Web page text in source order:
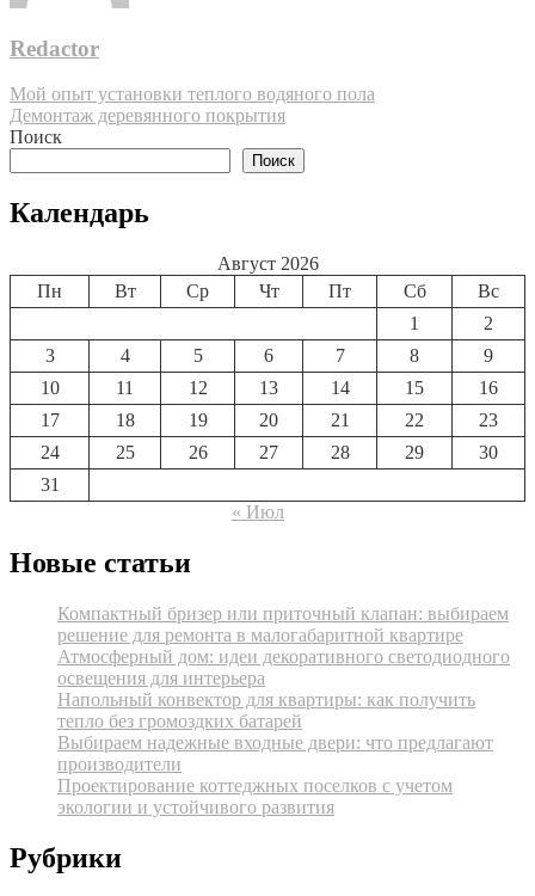
Redactor
Навигация
по
Мой опыт установки теплого водяного пола
Демонтаж деревянного покрытия
Поиск
Поиск
Календарь
Август 2026
Пн
Вт Ср Чт Пт Сб
Вс
1
2
3
4 5 6 7 8
9
10
11 12 13 14 15
16
17
18 19 20 21 22
23
24
25 26 27 28 29
30
31
« Июл
Новые статьи
Компактный бризер или приточный клапан: выбираем
решение для ремонта в малогабаритной квартире
Атмосферный дом: идеи декоративного светодиодного
освещения для интерьера
Напольный конвектор для квартиры: как получить
тепло без громоздких батарей
Выбираем надежные входные двери: что предлагают
производители
Проектирование коттеджных поселков с учетом
экологии и устойчивого развития
Рубрики